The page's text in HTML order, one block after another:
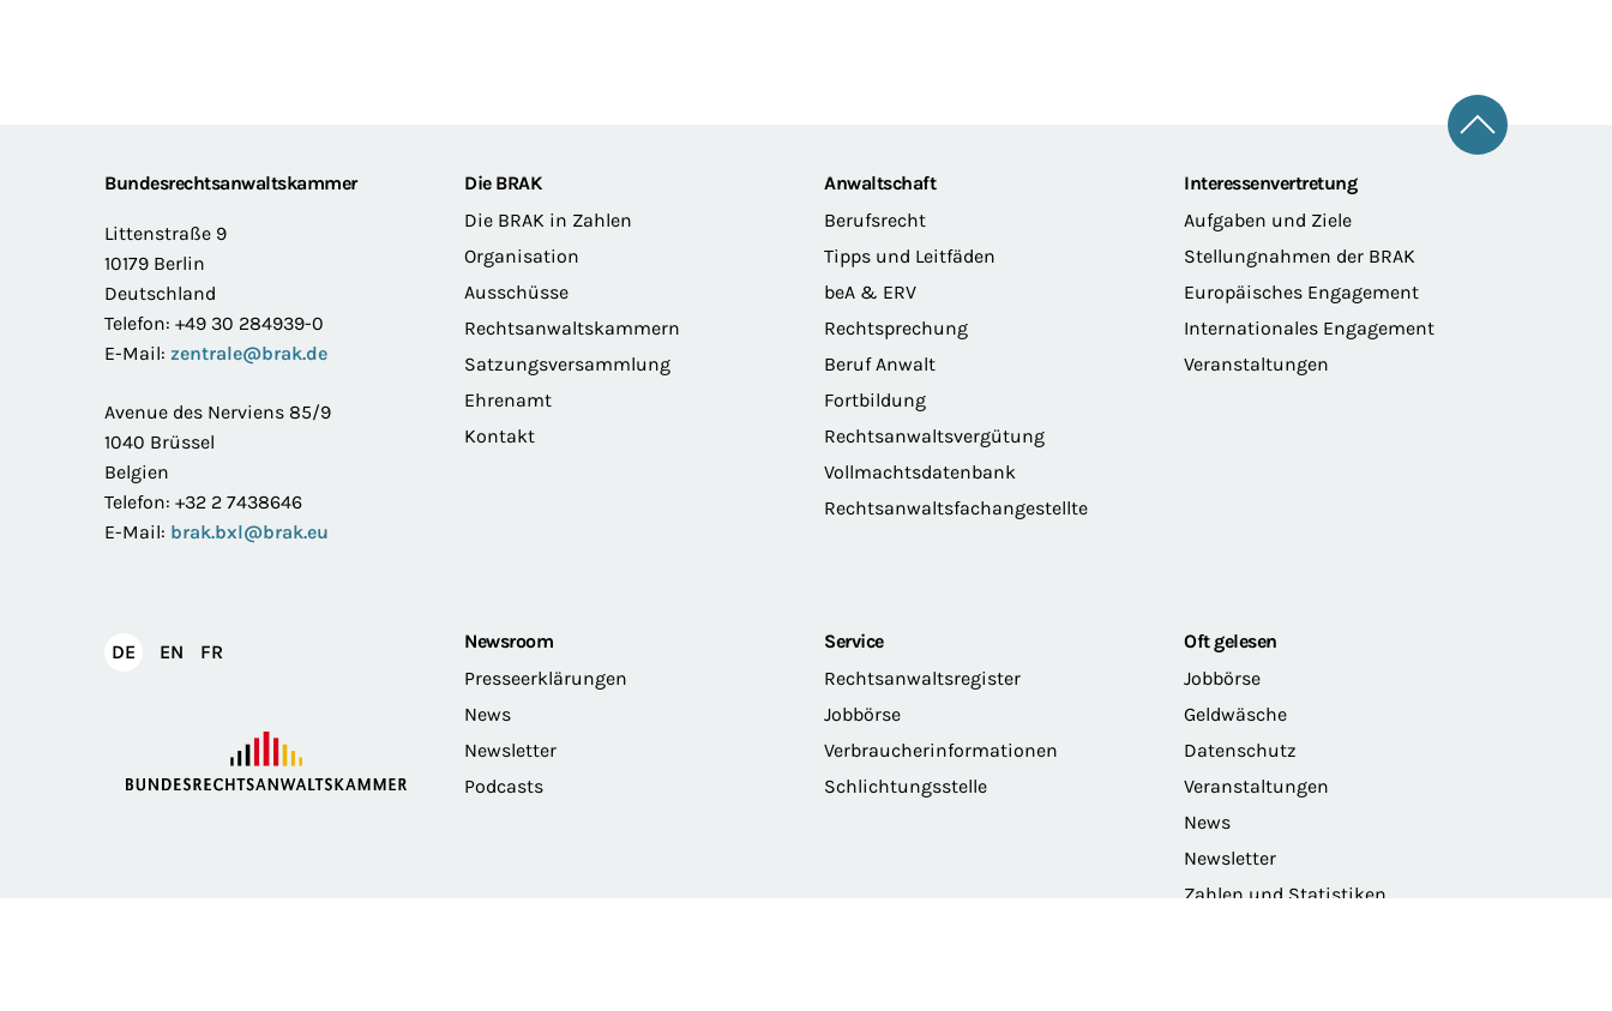
Footer
Zum
Bundesrechtsanwaltskammer
Littenstraße 9
10179 Berlin
Deutschland
Telefon: +49 30 284939-0
E-Mail: zentrale@brak.de
Avenue des Nerviens 85/9
1040 Brüssel
Belgien
Telefon: +32 2 7438646
E-Mail: brak.bxl@brak.eu
Die BRAK
Die BRAK in Zahlen
Organisation
Ausschüsse
Rechtsanwaltskammern
Satzungsversammlung
Ehrenamt
Kontakt
Anwaltschaft
Berufsrecht
Tipps und Leitfäden
beA & ERV
Rechtsprechung
Beruf Anwalt
Fortbildung
Rechtsanwaltsvergütung
Vollmachtsdatenbank
Rechtsanwaltsfachangestellte
Interessenvertretung
Aufgaben und Ziele
Stellungnahmen der BRAK
Europäisches Engagement
Internationales Engagement
Veranstaltungen
DEDeutsch
EN English
FR
Newsroom
Presseerklärungen
News
Newsletter
Podcasts
Service
Rechtsanwaltsregister
Jobbörse
Verbraucherinformationen
Schlichtungsstelle
Oft gelesen
Jobbörse
Geldwäsche
Datenschutz
Veranstaltungen
News
Newsletter
Zahlen und Statistiken